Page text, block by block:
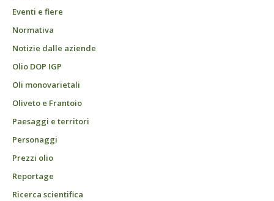
Eventi e fiere
Normativa
Notizie dalle aziende
Olio DOP IGP
Oli monovarietali
Oliveto e Frantoio
Paesaggi e territori
Personaggi
Prezzi olio
Reportage
Ricerca scientifica